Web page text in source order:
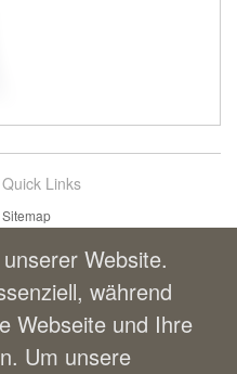
Quick Links
Sitemap
Erweiterte SucheWebsite.
während
Webseite und Ihre
Um unsere